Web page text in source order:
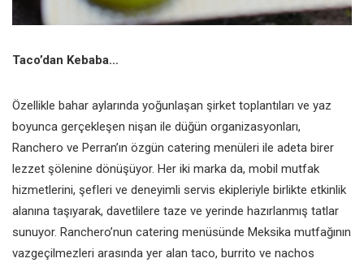
Taco’dan Kebaba…
Özellikle bahar aylarında yoğunlaşan şirket toplantıları ve yaz
boyunca gerçekleşen nişan ile düğün organizasyonları,
Ranchero ve Perran’ın özgün catering menüleri ile adeta birer
lezzet şölenine dönüşüyor. Her iki marka da, mobil mutfak
hizmetlerini, şefleri ve deneyimli servis ekipleriyle birlikte etkinlik
alanına taşıyarak, davetlilere taze ve yerinde hazırlanmış tatlar
sunuyor. Ranchero’nun catering menüsünde Meksika mutfağının
vazgeçilmezleri arasında yer alan taco, burrito ve nachos